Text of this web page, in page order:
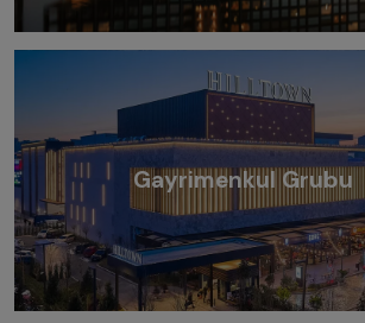
Gayrimenkul Grubu